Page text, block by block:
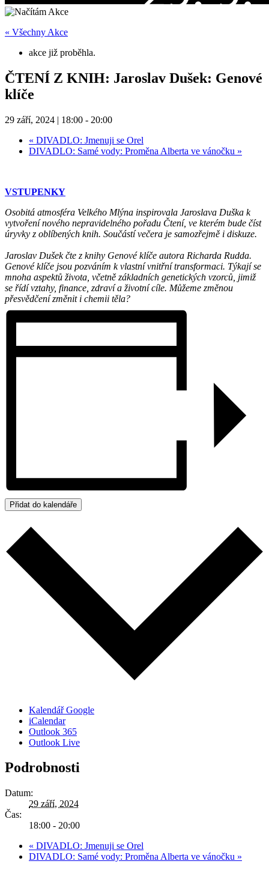
« Všechny Akce
akce již proběhla.
ČTENÍ Z KNIH: Jaroslav Dušek: Genové
klíče
29 září, 2024 | 18:00 - 20:00
« DIVADLO: Jmenuji se Orel
DIVADLO: Samé vody: Proměna Alberta ve vánočku »
VSTUPENKY
Osobitá atmosféra Velkého Mlýna inspirovala Jaroslava Duška k
vytvoření nového nepravidelného pořadu Čtení, ve kterém bude číst
úryvky z oblíbených knih. Součástí večera je samozřejmě i diskuze.
Jaroslav Dušek čte z knihy Genové klíče autora Richarda Rudda.
Genové klíče jsou pozváním k vlastní vnitřní transformaci. Týkají se
mnoha aspektů života, včetně základních genetických vzorců, jimiž
se řídí vztahy, finance, zdraví a životní cíle. Můžeme změnou
přesvědčení změnit i chemii těla?
Přidat do kalendáře
Kalendář Google
iCalendar
Outlook 365
Outlook Live
Podrobnosti
Datum:
29 září, 2024
Čas:
18:00 - 20:00
« DIVADLO: Jmenuji se Orel
DIVADLO: Samé vody: Proměna Alberta ve vánočku »